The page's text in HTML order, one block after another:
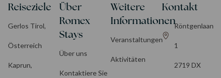
Reiseziele
Gerlos Tirol,
Österreich
Kaprun,
Über
Romex
Stays
Über uns
Kontaktiere Sie
Weitere
Informationen
Veranstaltungen
Aktivitäten
Kontakt
Röntgenlaan
1
2719 DX